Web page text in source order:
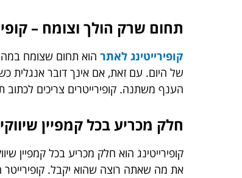
תחום שרק הולך וצומח –
קופירייטינג לאתר הוא תחום שצומח
של היום. עם זאת, אם אינך דובר אנגלית
הענף משתנה. קופירייטרים צריכים לכתוב
חלק מכריע בכל קמפיין
קופירייטינג הוא חלק מכריע בכל קמפיין
את מה שאתה רוצה שהוא יקבל. קופירייטר